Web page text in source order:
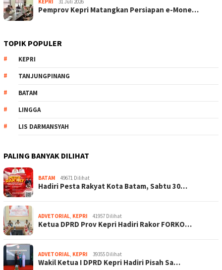
Pemprov Kepri Matangkan Persiapan e-Mone…
TOPIK POPULER
KEPRI
TANJUNGPINANG
BATAM
LINGGA
LIS DARMANSYAH
PALING BANYAK DILIHAT
BATAM 49671 Dilihat
Hadiri Pesta Rakyat Kota Batam, Sabtu 30…
ADVETORIAL KEPRI 41957 Dilihat
Ketua DPRD Prov Kepri Hadiri Rakor FORKO…
ADVETORIAL KEPRI 39355 Dilihat
Wakil Ketua I DPRD Kepri Hadiri Pisah Sa…